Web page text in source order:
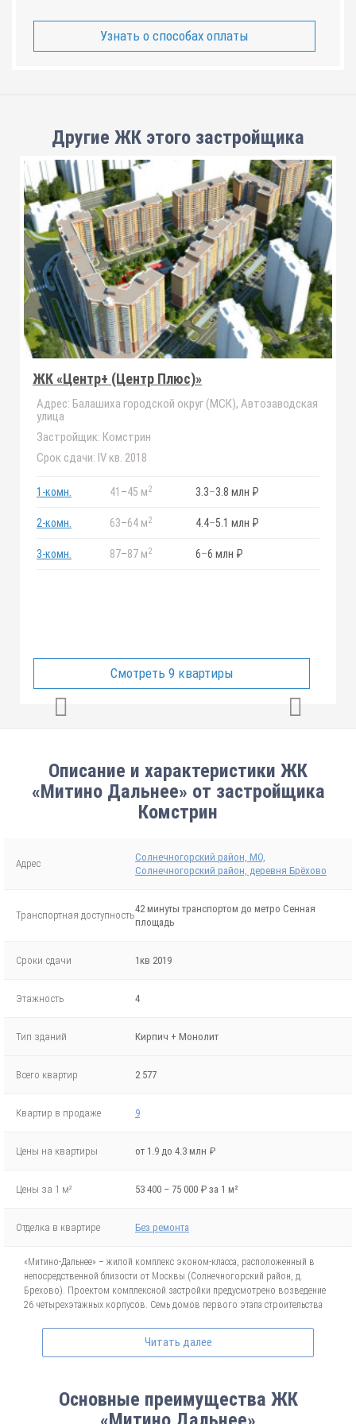
Узнать о способах оплаты
Другие ЖК этого застройщика
ЖК «Центр+ (Центр Плюс)»
Адрес: Балашиха городской округ (МСК), Автозаводская
улица
Застройщик: Комстрин
Срок сдачи: IV кв. 2018
1-комн. 41 –45 м2 3.3–3.8 млн ₽
2-комн. 63–64 м2 4.4–5.1 млн ₽
3-комн. 87–87 м2 6–6 млн ₽
Смотреть 9 квартиры
Описание и характеристики ЖК
«Митино Дальнее» от застройщика
Комстрин
Адрес
Солнечногорский район, МО,
Солнечногорский район, деревня Брёхово
Транспортная доступность
42 минуты транспортом до метро Сенная
площадь
Сроки сдачи 1кв 2019
Этажность 4
Тип зданий Кирпич + Монолит
Всего квартир 2 577
Квартир в продаже 9
Цены на квартиры от 1.9 до 4.3 млн ₽
Цены за 1 м² 53 400 – 75 000 ₽ за 1 м²
Отделка в квартире Без ремонта
«Митино-Дальнее» – жилой комплекс эконом-класса, расположенный в
непосредственной близости от Москвы (Солнечногорский район, д.
Брехово). Проектом комплексной застройки предусмотрено возведение
26 четырехэтажных корпусов. Семь домов первого этапа строительства
монолитной технологии. Они будут располагаться группами, образующими
уютные тематические дворы с детскими площадками, прогулочными
дорожками, газонами, малыми архитектурными формами, парковками.
Читать далее
Основные преимущества ЖК